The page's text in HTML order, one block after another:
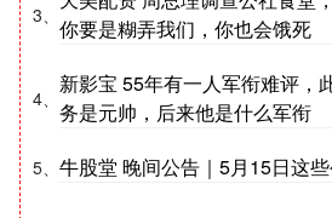
3、 你要是糊弄我们，你也会饿死
4、
新影宝 55年有一人军衔难评，
务是元帅，后来他是什么军衔
5、 牛股堂 晚间公告｜5月15日这